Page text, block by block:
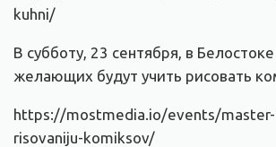
kuhni/
В субботу, 23 сентября, в Белостоке
желающих будут учить рисовать
https://mostmedia.io/events/master-
risovaniju-komiksov/